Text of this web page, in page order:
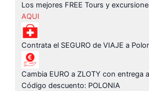
Los mejores FREE Tours y
AQUI
Contrata el SEGURO de VIAJE a
Cambia EURO a ZLOTY con entrega
Código descuento: POLONIA